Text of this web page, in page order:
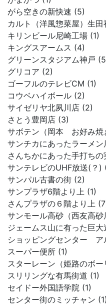
がら空きの新快速 (5)
カルト（洋風惣菜屋）生
キリンビール尼崎工場 (1)
キングスアームス (4)
グリーンスタジアム神戸
グリコア (2)
ゴーフルのテレビCM (1)
コウベハイボール (2)
サイゼリヤ北夙川店 (2)
さとう豊岡店 (3)
サボテン（岡本 お好み焼
サンチカにあったラーメ
さんちかにあった手打ち
サンテレビのUHF放送(？)
サンパル古書の街 (2)
サンプラザ6階より上 (1)
さんプラザの６階より上
サンモール高砂（西友高
ジェームス山に有った巨
ショッピングセンター ア
スーパー便所 (1)
スターレーン（姫路のボ
スリリングな有馬街道 (1)
セイドー外国語学院 (1)
センター街のミッチャン (1)